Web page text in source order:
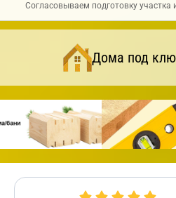
Согласовываем подготовку участка
Дома под